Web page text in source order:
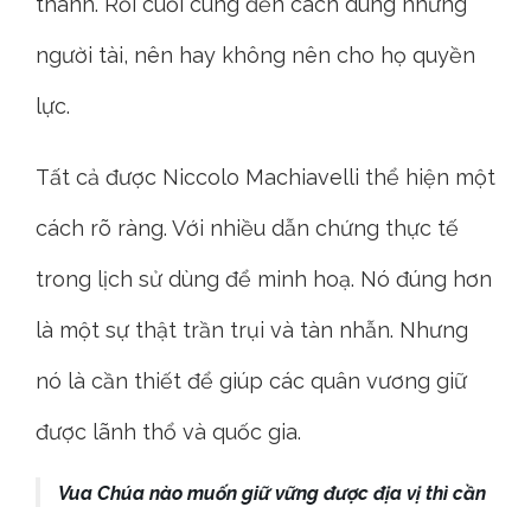
người tài, nên hay không nên cho họ quyền
lực.
Tất cả được Niccolo Machiavelli thể hiện một
cách rõ ràng. Với nhiều dẫn chứng thực tế
trong lịch sử dùng để minh hoạ. Nó đúng hơn
là một sự thật trần trụi và tàn nhẫn. Nhưng
nó là cần thiết để giúp các quân vương giữ
được lãnh thổ và quốc gia.
Vua Chúa nào muốn giữ vững được địa vị thì cần